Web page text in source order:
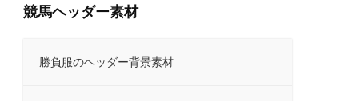
競馬ヘッダー素材
勝負服のヘッダー背景素材